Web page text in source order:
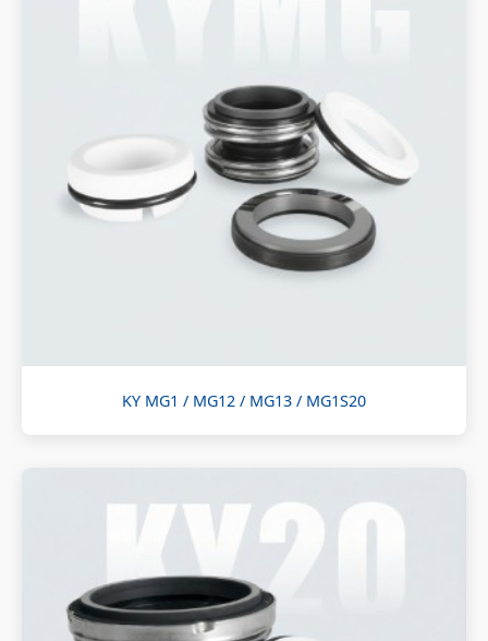
KY MG1 / MG12 / MG13 / MG1S20